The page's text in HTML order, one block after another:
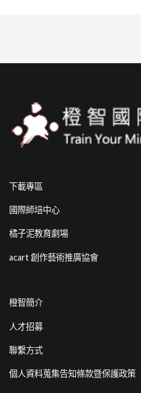
下載專區
國際師培中心
橘子泥教育劇場
acart 創作藝術推廣協會
橙智簡介
人才招募
聯繫方式
個人資料蒐集告知條款暨保護政策